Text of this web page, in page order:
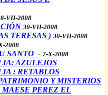
VII-2008
30-VII-2008
TERESAS ) 30-VII-2008
2008
SANTO - 7-X-2008
AZULEJOS
: RETABLOS
Y MISTERIOS
PEREZ EL